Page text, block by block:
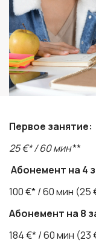
Первое занятие:
25 €* / 60 мин**
Абонемент на 4
100 €* / 60 мин (25
Абонемент на 8
184 €* / 60 мин (23